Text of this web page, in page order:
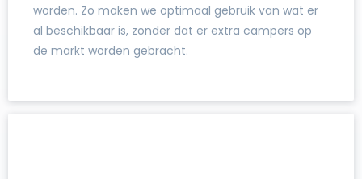
worden. Zo maken we optimaal gebruik van wat er
al beschikbaar is, zonder dat er extra campers op
de markt worden gebracht.